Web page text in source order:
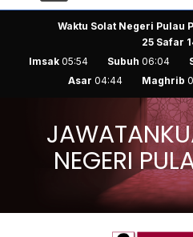
Waktu Solat Negeri Pulau
25 Safar
Imsak 05:54 Subuh 06:04
Asar 04:44 Maghrib
NEGERI